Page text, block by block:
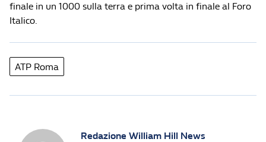
finale in un 1000 sulla terra e prima volta in finale al Foro
Italico.
ATP Roma
Redazione William Hill News